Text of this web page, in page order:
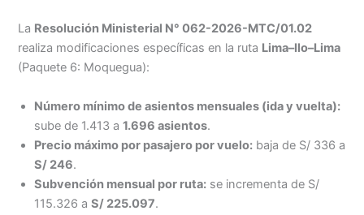
La Resolución Ministerial N° 062-2026-MTC/01.02
realiza modificaciones específicas en la ruta Lima–Ilo–Lima
(Paquete 6: Moquegua):
Número mínimo de asientos mensuales (ida y vuelta):
sube de 1.413 a1.696 asientos.
Precio máximo por pasajero por vuelo: baja de S/ 336 a
S/ 246.
Subvención mensual por ruta: se incrementa de S/
115.326 aS/ 225.097.